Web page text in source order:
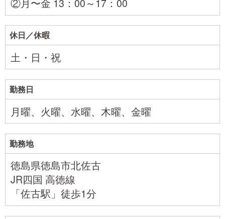
休日／休暇
土・日・祝
勤務日
月曜、火曜、水曜、木曜、金曜
勤務地
徳島県徳島市北佐古
JR四国 高徳線
「佐古駅」徒歩1分